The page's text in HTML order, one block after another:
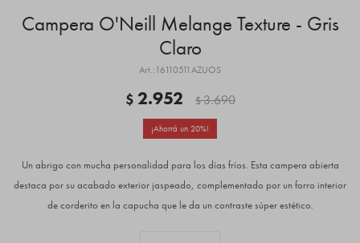
Campera O'Neill Melange Texture - Gris
Claro
16110511AZUOS
$ 2.952 $3.690
20
Un abrigo con mucha personalidad para los días fríos. Esta campera abierta
destaca por su acabado exterior jaspeado, complementado por un forro interior
de corderito en la capucha que le da un contraste súper estético.